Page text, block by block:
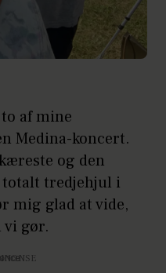
af mine
Medina-koncert.
og den
totalt tredjehjul i
mig glad at vide,
vi gør.